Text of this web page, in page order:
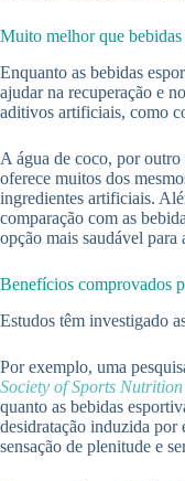
Muito melhor que
Enquanto as bebidas
ajudar na recuperação e
aditivos artificiais, como
A água de coco, por
oferece muitos dos
ingredientes artificiais.
comparação com as
opção mais saudável para
Benefícios comprovados
Estudos têm investigado
Por exemplo, uma
Society of Sports Nutrition
quanto as bebidas
desidratação induzida
sensação de plenitude e